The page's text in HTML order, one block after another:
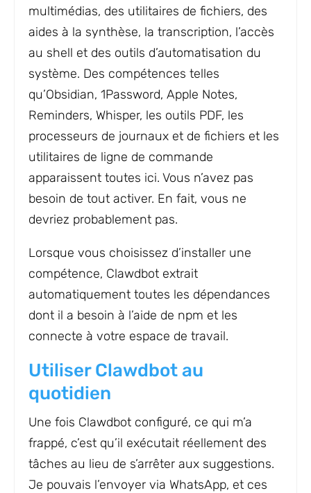
multimédias, des utilitaires de fichiers, des
aides à la synthèse, la transcription, l’accès
au shell et des outils d’automatisation du
système. Des compétences telles
qu’Obsidian, 1Password, Apple Notes,
Reminders, Whisper, les outils PDF, les
processeurs de journaux et de fichiers et les
utilitaires de ligne de commande
apparaissent toutes ici. Vous n’avez pas
besoin de tout activer. En fait, vous ne
devriez probablement pas.
Lorsque vous choisissez d’installer une
compétence, Clawdbot extrait
automatiquement toutes les dépendances
dont il a besoin à l’aide de npm et les
connecte à votre espace de travail.
Utiliser Clawdbot au
quotidien
Une fois Clawdbot configuré, ce qui m’a
frappé, c’est qu’il exécutait réellement des
tâches au lieu de s’arrêter aux suggestions.
Je pouvais l’envoyer via WhatsApp, et ces